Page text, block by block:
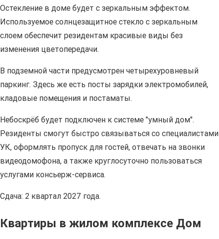
Остекление в доме будет с зеркальным эффектом.
Используемое солнцезащитное стекло с зеркальным
слоем обеспечит резидентам красивые виды без
изменения цветопередачи.
В подземной части предусмотрен четырехуровневый
паркинг. Здесь же есть посты зарядки электромобилей,
кладовые помещения и постаматы.
Небоскрёб будет подключен к системе "умный дом".
Резиденты смогут быстро связываться со специалистами
УК, оформлять пропуск для гостей, отвечать на звонки
видеодомофона, а также круглосуточно пользоваться
услугами консьерж-сервиса.
Сдача: 2 квартал 2027 года.
Квартиры в жилом комплексе Дом